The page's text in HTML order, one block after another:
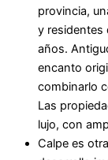
provincia,
y residentes
años.
encanto
combinarlo
Las
lujo, con
Calpe es